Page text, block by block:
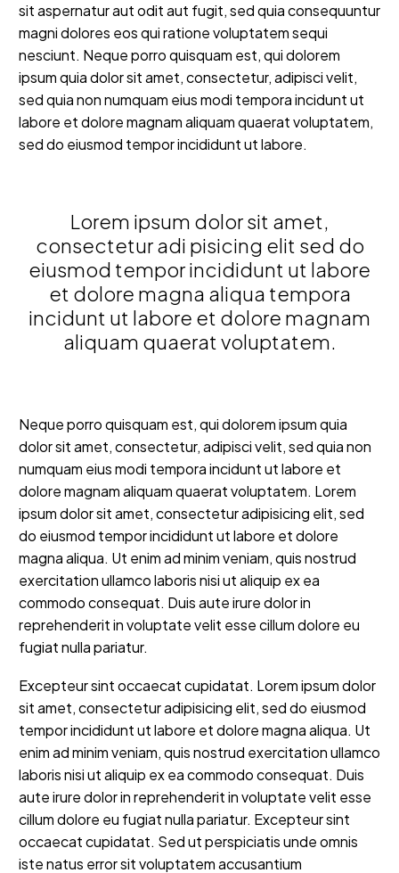
sit aspernatur aut odit aut fugit, sed quia consequuntur
magni dolores eos qui ratione voluptatem sequi
nesciunt. Neque porro quisquam est, qui dolorem
ipsum quia dolor sit amet, consectetur, adipisci velit,
sed quia non numquam eius modi tempora incidunt ut
labore et dolore magnam aliquam quaerat voluptatem,
sed do eiusmod tempor incididunt ut labore.
Lorem ipsum dolor sit amet,
consectetur adi pisicing elit sed do
eiusmod tempor incididunt ut labore
et dolore magna aliqua tempora
incidunt ut labore et dolore magnam
aliquam quaerat voluptatem.
Neque porro quisquam est, qui dolorem ipsum quia
dolor sit amet, consectetur, adipisci velit, sed quia non
numquam eius modi tempora incidunt ut labore et
dolore magnam aliquam quaerat voluptatem. Lorem
ipsum dolor sit amet, consectetur adipisicing elit, sed
do eiusmod tempor incididunt ut labore et dolore
magna aliqua. Ut enim ad minim veniam, quis nostrud
exercitation ullamco laboris nisi ut aliquip ex ea
commodo consequat. Duis aute irure dolor in
reprehenderit in voluptate velit esse cillum dolore eu
fugiat nulla pariatur.
Excepteur sint occaecat cupidatat. Lorem ipsum dolor
sit amet, consectetur adipisicing elit, sed do eiusmod
tempor incididunt ut labore et dolore magna aliqua. Ut
enim ad minim veniam, quis nostrud exercitation ullamco
laboris nisi ut aliquip ex ea commodo consequat. Duis
aute irure dolor in reprehenderit in voluptate velit esse
cillum dolore eu fugiat nulla pariatur. Excepteur sint
occaecat cupidatat. Sed ut perspiciatis unde omnis
iste natus error sit voluptatem accusantium